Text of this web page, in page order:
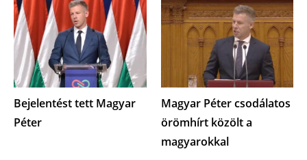
Bejelentést tett Magyar
Péter
Magyar Péter csodálatos
örömhírt közölt a
magyarokkal